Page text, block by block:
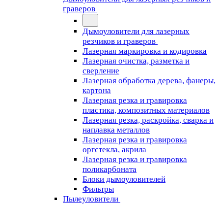
граверов
Дымоуловители для лазерных
резчиков и граверов
Лазерная маркировка и кодировка
Лазерная очистка, разметка и
сверление
Лазерная обработка дерева, фанеры,
картона
Лазерная резка и гравировка
пластика, композитных материалов
Лазерная резка, раскройка, сварка и
наплавка металлов
Лазерная резка и гравировка
оргстекла, акрила
Лазерная резка и гравировка
поликарбоната
Блоки дымоуловителей
Фильтры
Пылеуловители